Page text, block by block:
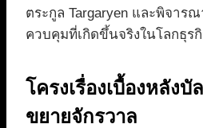
ตระกูล Targaryen และพิจารณ
ควบคุมที่เกิดขึ้นจริงในโลกธุร
โครงเรื่องเบื้องหลัง
ขยายจักรวาล